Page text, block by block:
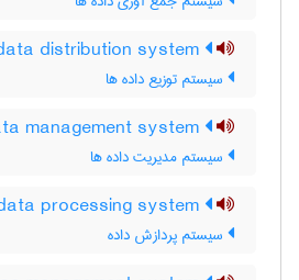
سیستم توزیع داده ها
سیستم مدیریت داده ها
سیستم پردازش داده